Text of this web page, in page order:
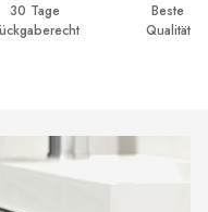
30 Tage
Beste
Qualität